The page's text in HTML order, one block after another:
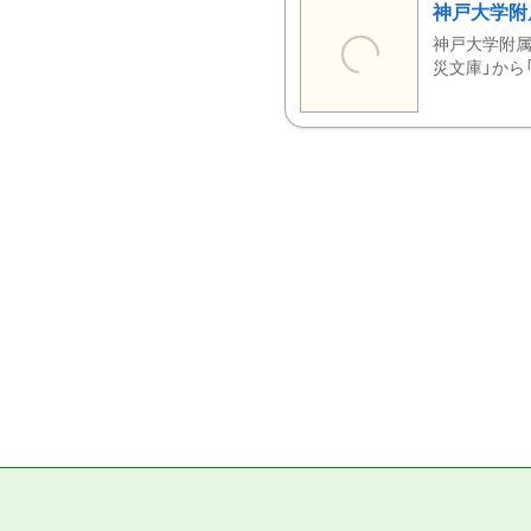
神戸大学
神戸大学附
災文庫」か